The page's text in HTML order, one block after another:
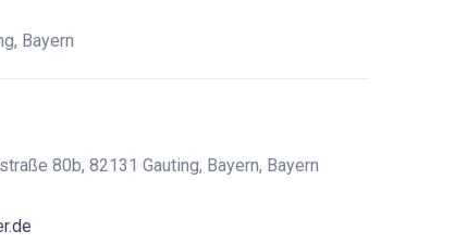
Bayern
80b, 82131 Gauting, Bayern, Bayern